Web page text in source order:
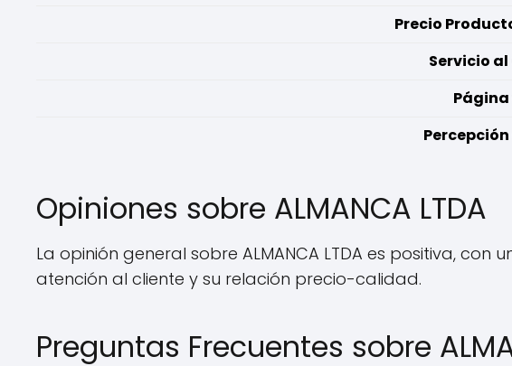
Precio
Servicio
Página
Opiniones sobre ALMANCA LTDA
La opinión general sobre ALMANCA LTDA es positiva,
atención al cliente y su relación precio-calidad.
Preguntas Frecuentes sobre